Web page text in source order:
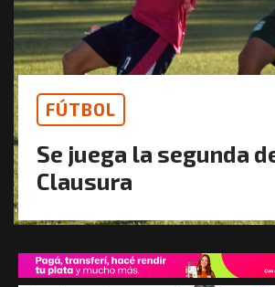
FÚTBOL
Se juega la segunda
Clausura